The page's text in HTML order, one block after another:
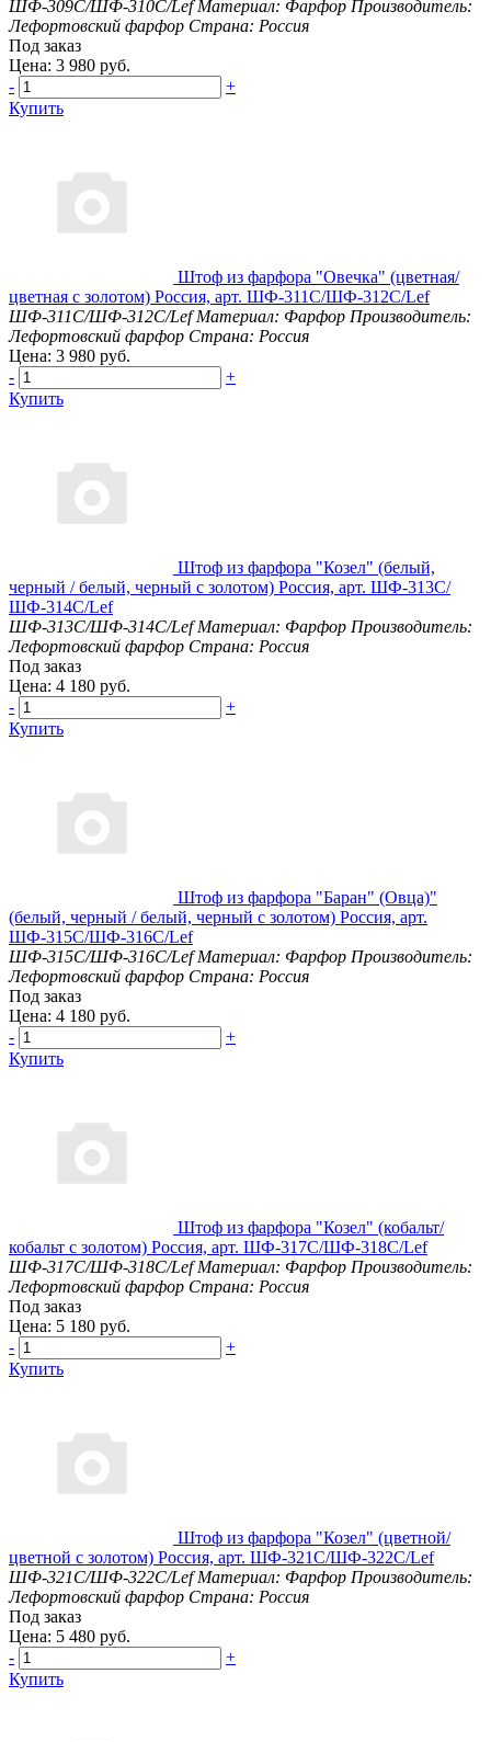
ШФ-309С/ШФ-310С/Lef Материал: Фарфор Производитель:
Лефортовский фарфор Страна: Россия
Под заказ
Цена: 3 980 руб.
-
+
Купить
Штоф из фарфора "Овечка" (цветная/
цветная с золотом) Россия, арт. ШФ-311С/ШФ-312С/Lef
ШФ-311С/ШФ-312С/Lef Материал: Фарфор Производитель:
Лефортовский фарфор Страна: Россия
Цена: 3 980 руб.
-
+
Купить
Штоф из фарфора "Козел" (белый,
черный / белый, черный с золотом) Россия, арт. ШФ-313С/
ШФ-314С/Lef
ШФ-313С/ШФ-314С/Lef Материал: Фарфор Производитель:
Лефортовский фарфор Страна: Россия
Под заказ
Цена: 4 180 руб.
-
+
Купить
Штоф из фарфора "Баран" (Овца)"
(белый, черный / белый, черный с золотом) Россия, арт.
ШФ-315С/ШФ-316С/Lef
ШФ-315С/ШФ-316С/Lef Материал: Фарфор Производитель:
Лефортовский фарфор Страна: Россия
Под заказ
Цена: 4 180 руб.
-
+
Купить
Штоф из фарфора "Козел" (кобальт/
кобальт с золотом) Россия, арт. ШФ-317С/ШФ-318С/Lef
ШФ-317С/ШФ-318С/Lef Материал: Фарфор Производитель:
Лефортовский фарфор Страна: Россия
Под заказ
Цена: 5 180 руб.
-
+
Купить
Штоф из фарфора "Козел" (цветной/
цветной с золотом) Россия, арт. ШФ-321С/ШФ-322С/Lef
ШФ-321С/ШФ-322С/Lef Материал: Фарфор Производитель:
Лефортовский фарфор Страна: Россия
Под заказ
Цена: 5 480 руб.
-
+
Купить